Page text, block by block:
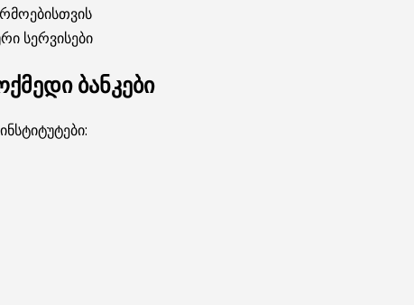
სერვისები
ბანკები